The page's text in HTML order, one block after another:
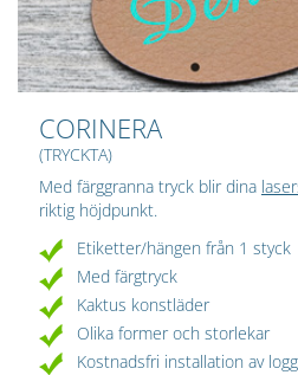
CORINERA
(TRYCKTA)
Med färggranna tryck blir dina
riktig höjdpunkt.
Etiketter/hängen från 1 styck
Med färgtryck
Kaktus konstläder
Olika former och storlekar
Kostnadsfri installation av